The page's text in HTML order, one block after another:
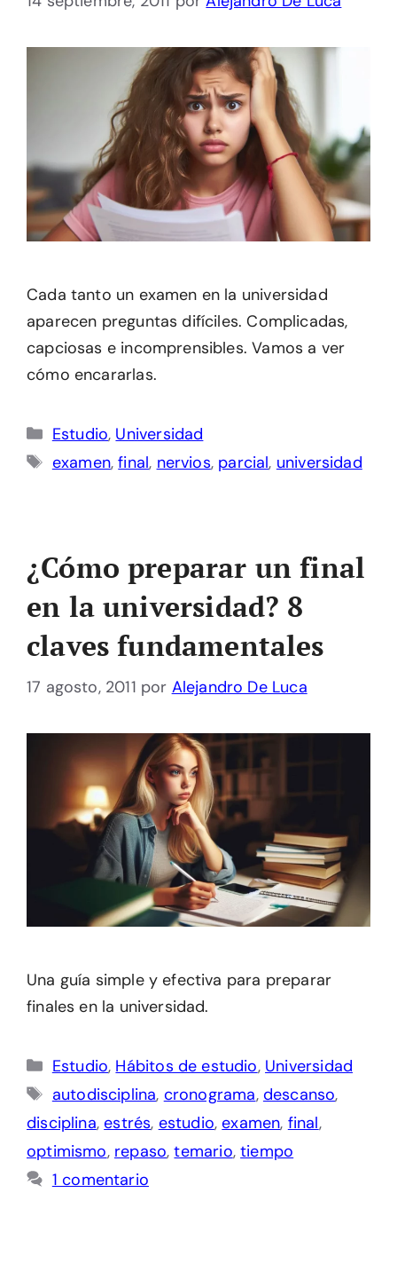
Cada tanto un examen en la universidad
aparecen preguntas difíciles. Complicadas,
capciosas e incomprensibles. Vamos a ver
cómo encararlas.
Categorías
Estudio, Universidad
Etiquetas
examen,final, nervios, parcial, universidad
¿Cómo preparar un final
en la universidad? 8
claves fundamentales
17 agosto, 2011 por Alejandro De Luca
Una guía simple y efectiva para preparar
finales en la universidad.
Categorías
Estudio, Hábitos de estudio, Universidad
Etiquetas
autodisciplina, cronograma, descanso,
disciplina,estrés, estudio,examen, final,
optimismo, repaso,temario,tiempo
1 comentario